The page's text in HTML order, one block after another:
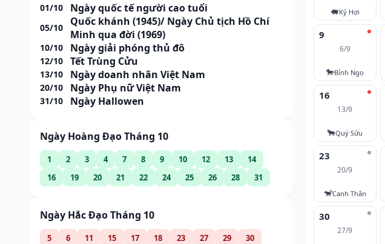
01/10 Ngày quốc tế người cao tuổi
05/10
Quốc khánh (1945)/ Ngày Chủ tịch Hồ Chí
Minh qua đời (1969)
10/10 Ngày giải phóng thủ đô
12/10 Tết Trùng Cửu
13/10 Ngày doanh nhân Việt Nam
20/10 Ngày Phụ nữ Việt Nam
31/10 Ngày Hallowen
Ngày Hoàng Đạo Tháng 10
1 2 3 4 7 8 9 10 12 13
14
16
19 20 21 22 24 25 26 28 31
Ngày Hắc Đạo Tháng 10
5 6 11 15 17 18 23 27 29 30
🐖Kỷ Hợi
9
6/9
🐎Bính Ngọ
16
13/9
🐂Quý Sửu
23
20/9
🐒Canh Thân
30
27/9